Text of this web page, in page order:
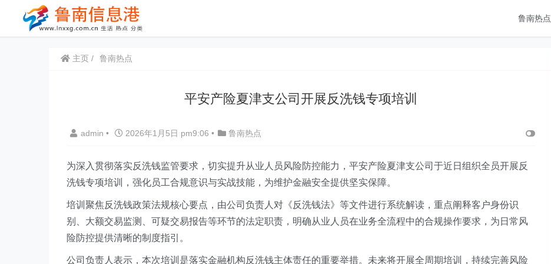
鲁南热点
主页 鲁南热点
平安产险夏津支公司开展反洗钱专项培训
admin • 2026年1月5日 pm9:06 • 鲁南热点
为深入贯彻落实反洗钱监管要求，切实提升从业人员风险防控能力，平安产险夏津支公司于近日组织全员开展反
洗钱专项培训，强化员工合规意识与实战技能，为维护金融安全提供坚实保障。
培训聚焦反洗钱政策法规核心要点，由公司负责人对《反洗钱法》等文件进行系统解读，重点阐释客户身份识
别、大额交易监测、可疑交易报告等环节的法定职责，明确从业人员在业务全流程中的合规操作要求，为日常风
险防控提供清晰的制度指引。
公司负责人表示，本次培训是落实金融机构反洗钱主体责任的重要举措。未来将开展全周期培训，持续完善风险